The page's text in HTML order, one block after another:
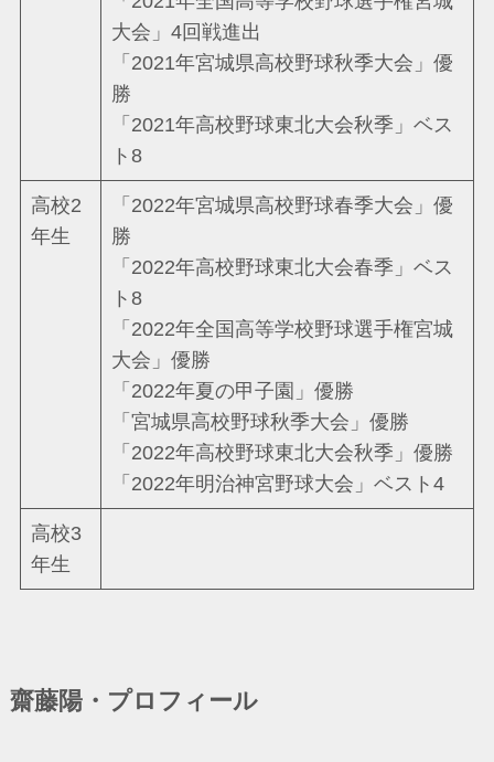
大会」4回戦進出
「2021年宮城県高校野球秋季大会」優
勝
「2021年高校野球東北大会秋季」ベス
ト8
高校2
年生
「2022年宮城県高校野球春季大会」優
勝
「2022年高校野球東北大会春季」ベス
ト8
「2022年全国高等学校野球選手権宮城
大会」優勝
「2022年夏の甲子園」優勝
「宮城県高校野球秋季大会」優勝
「2022年高校野球東北大会秋季」優勝
「2022年明治神宮野球大会」ベスト4
高校3
年生
齋藤陽・プロフィール